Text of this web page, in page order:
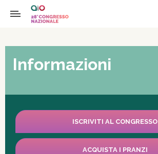
Informazioni
ISCRIVITI AL CONGRESSO
ACQUISTA I PRANZI